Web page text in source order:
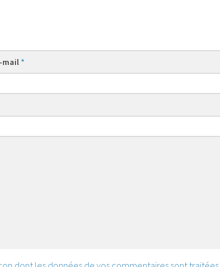
mail*